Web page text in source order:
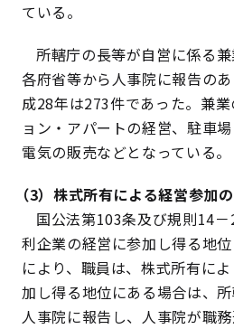
ている。
所轄庁の長等が自営に係る兼
各府省等から人事院に報告の
成28年は273件であった。兼
ョン・アパートの経営、駐車
電気の販売などとなっている。
（3）株式所有による経営参加
国公法第103条及び規則14
利企業の経営に参加し得る地位
により、職員は、株式所有に
加し得る地位にある場合は、
人事院に報告し、人事院が職